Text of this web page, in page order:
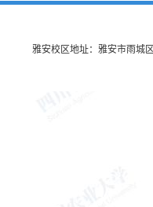
雅安校区地址：雅安市雨城